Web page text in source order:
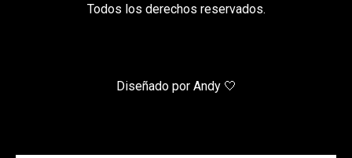
Todos los derechos reservados.
Diseñado por Andy 🤍